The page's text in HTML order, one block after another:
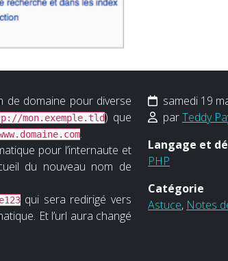
de domaine pour diverse
mon.exemple.tld) que
.
pour l’internaute et
du nouveau nom de
qui sera redirigé vers
Et l’url aura changé
samedi 19
parTeddy
Langage et
PHP
Catégorie
Astuce, Notes